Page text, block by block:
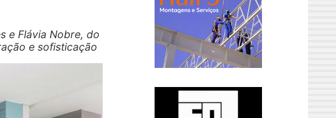
e Flávia Nobre, do
e sofisticação